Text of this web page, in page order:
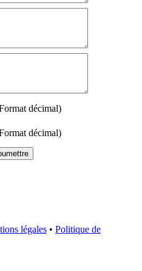
décimal)
décimal)
légales • Politique de